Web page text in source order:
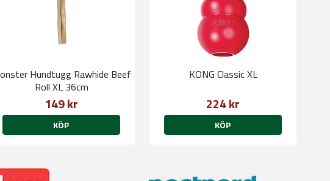
Hundtugg Rawhide Beef
Roll XL 36cm
149 kr
KÖP
KONG Classic XL
224 kr
KÖP